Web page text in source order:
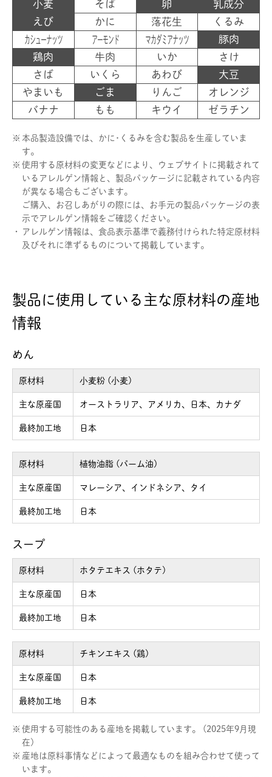
小麦 そば 卵
乳成分
えび
かに 落花生 くるみ
カシューナッツ アーモンド マカダミアナッツ
豚肉
鶏肉
牛肉 いか
さけ
さば
いくら あわび
大豆
やまいも
ごま りんご
オレンジ
バナナ
もも キウイ ゼラチン
※ 本品製造設備では、かに･くるみを含む製品を生産していま
す。
※ 使用する原材料の変更などにより、ウェブサイトに掲載されて
いるアレルゲン情報と、製品パッケージに記載されている内容
が異なる場合もございます。
ご購入、お召しあがりの際には、お手元の製品パッケージの表
示でアレルゲン情報をご確認ください。
・
アレルゲン情報は、食品表示基準で義務付けられた特定原材料
及びそれに準ずるものについて掲載しています。
製品に使用している主な原材料の産地
情報
めん
原材料 小麦粉 (小麦)
主な原産国 オーストラリア、アメリカ、日本、カナダ
最終加工地 日本
原材料 植物油脂 (パーム油)
主な原産国 マレーシア、インドネシア、タイ
最終加工地 日本
スープ
原材料 ホタテエキス (ホタテ)
主な原産国 日本
最終加工地 日本
原材料 チキンエキス (鶏)
主な原産国 日本
最終加工地 日本
※ 使用する可能性のある産地を掲載しています。 (2025年9月現
在)
※ 産地は原料事情などによって最適なものを組み合わせて使って
います。